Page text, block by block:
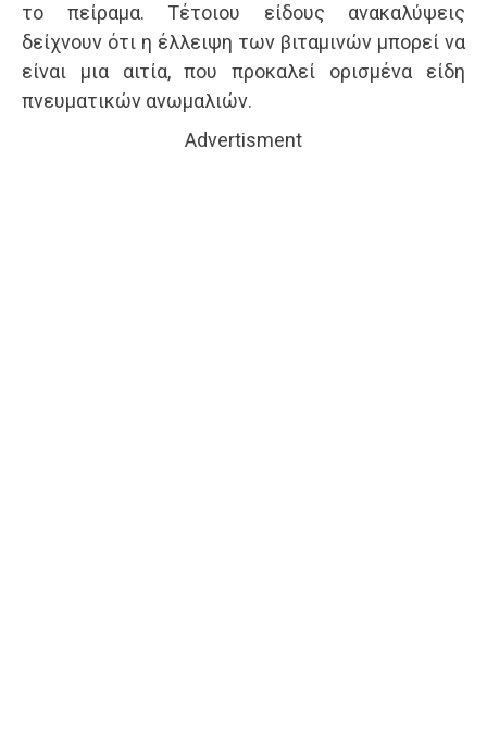
το πείραμα. Τέτοιου είδους ανακαλύψεις
δείχνουν ότι η έλλειψη των βιταμινών μπορεί να
είναι μια αιτία, που προκαλεί ορισμένα είδη
πνευματικών ανωμαλιών.
Advertisment